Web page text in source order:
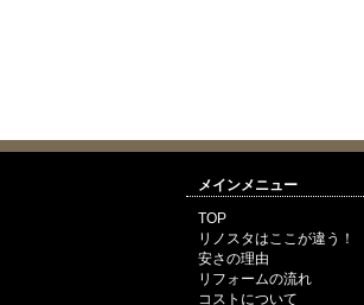
メインメニュー
TOP
リノスタはここが違う！
安さの理由
リフォームの流れ
コストについて